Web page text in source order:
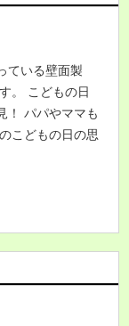
ている壁面製
。 こどもの日
！ パパやママも
こどもの日の思